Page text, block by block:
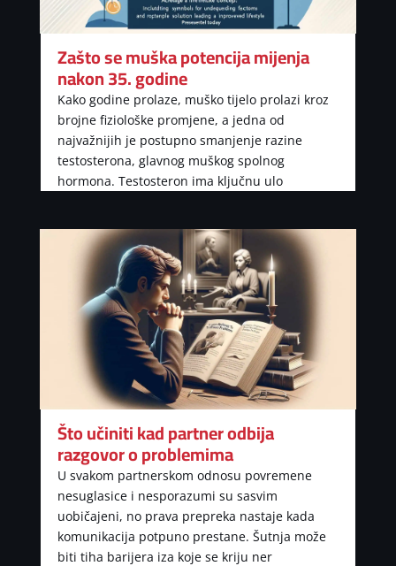
Zašto se muška potencija mijenja
nakon 35. godine
Kako godine prolaze, muško tijelo prolazi kroz
brojne fiziološke promjene, a jedna od
najvažnijih je postupno smanjenje razine
testosterona, glavnog muškog spolnog
hormona. Testosteron ima ključnu ulo
Što učiniti kad partner odbija
razgovor o problemima
U svakom partnerskom odnosu povremene
nesuglasice i nesporazumi su sasvim
uobičajeni, no prava prepreka nastaje kada
komunikacija potpuno prestane. Šutnja može
biti tiha barijera iza koje se kriju ner